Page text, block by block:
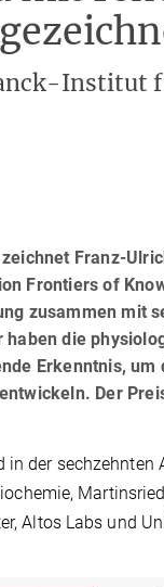
Institut
Franz-
Frontiers of
zusammen mit
die
Erkenntnis,
Der
der sechzehnten
Altos Labs und